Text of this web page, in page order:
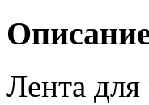
Лента